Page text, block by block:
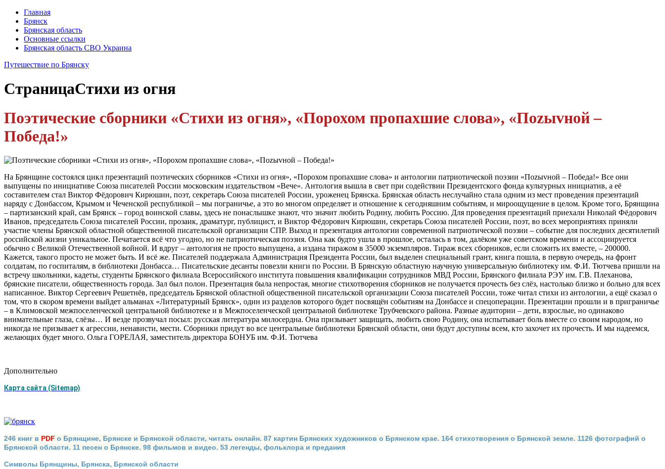
Главная
Брянск
Брянская область
Основные ссылки
Брянская область СВО Украина
Путешествие по Брянску
СтраницаСтихи из огня
Поэтические сборники «Стихи из огня», «Порохом пропахшие слова», «Поzыvной –
Победа!»
На Брянщине состоялся цикл презентаций поэтических сборников «Стихи из огня», «Порохом пропахшие слова» и антологии патриотической поэзии «Поzыvной – Победа!» Все они
выпущены по инициативе Союза писателей России московским издательством «Вече». Антология вышла в свет при содействии Президентского фонда культурных инициатив, а её
составителем стал Виктор Фёдорович Кирюшин, поэт, секретарь Союза писателей России, уроженец Брянска. Брянская область неслучайно стала одним из мест проведения презентаций
наряду с Донбассом, Крымом и Чеченской республикой – мы пограничье, а это во многом определяет и отношение к сегодняшним событиям, и мироощущение в целом. Кроме того, Брянщина
– партизанский край, сам Брянск – город воинской славы, здесь не понаслышке знают, что значит любить Родину, любить Россию. Для проведения презентаций приехали Николай Фёдорович
Иванов, председатель Союза писателей России, прозаик, драматург, публицист, и Виктор Фёдорович Кирюшин, секретарь Союза писателей России, поэт, во всех мероприятиях приняли
участие члены Брянской областной общественной писательской организации СПР. Выход и презентация антологии современной патриотической поэзии – событие для последних десятилетий
российской жизни уникальное. Печатается всё что угодно, но не патриотическая поэзия. Она как будто ушла в прошлое, осталась в том, далёком уже советском времени и ассоциируется
обычно с Великой Отечественной войной. И вдруг – антология не просто выпущена, а издана тиражом в 35000 экземпляров. Тираж всех сборников, если сложить их вместе, – 200000.
Кажется, такого просто не может быть. И всё же. Писателей поддержала Администрация Президента России, был выделен специальный грант, книга пошла, в первую очередь, на фронт
солдатам, по госпиталям, в библиотеки Донбасса… Писательские десанты повезли книги по России. В Брянскую областную научную универсальную библиотеку им. Ф.И. Тютчева пришли на
встречу школьники, кадеты, студенты Брянского филиала Всероссийского института повышения квалификации сотрудников МВД России, Брянского филиала РЭУ им. Г.В. Плеханова,
брянские писатели, общественность города. Зал был полон. Презентация была непростая, многие стихотворения сборников не получается прочесть без слёз, настолько близко и больно для всех
написанное. Виктор Сергеевич Решетнёв, председатель Брянской областной общественной писательской организации Союза писателей России, тоже читал стихи из антологии, а ещё сказал о
том, что в скором времени выйдет альманах «Литературный Брянск», один из разделов которого будет посвящён событиям на Донбассе и спецоперации. Презентации прошли и в приграничье
– в Климовской межпоселенческой центральной библиотеке и в Межпоселенческой центральной библиотеке Трубчевского района. Разные аудитории – дети, взрослые, но одинаково
внимательные глаза, слёзы… И везде прозвучал посыл: русская литература милосердна. Она призывает защищать, любить свою Родину, она испытывает боль вместе со своим народом, но
никогда не призывает к агрессии, ненависти, мести. Сборники придут во все центральные библиотеки Брянской области, они будут доступны всем, кто захочет их прочесть. И мы надеемся,
желающих будет много. Ольга ГОРЕЛАЯ, заместитель директора БОНУБ им. Ф.И. Тютчева
Дополнительно
Карта сайта (Sitemap)
246 книг в PDF о Брянщине, Брянске и Брянской области, читать онлайн. 87 картин Брянских художников о Брянском крае. 164 стихотворения о Брянской земле. 1126 фотографий о
Брянской области. 11 песен о Брянске. 98 фильмов и видео. 53 легенды, фольклора и предания
Символы Брянщины, Брянска, Брянской области